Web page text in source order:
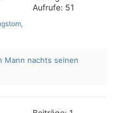
,
Aufrufe: 51
Mann nachts seinen